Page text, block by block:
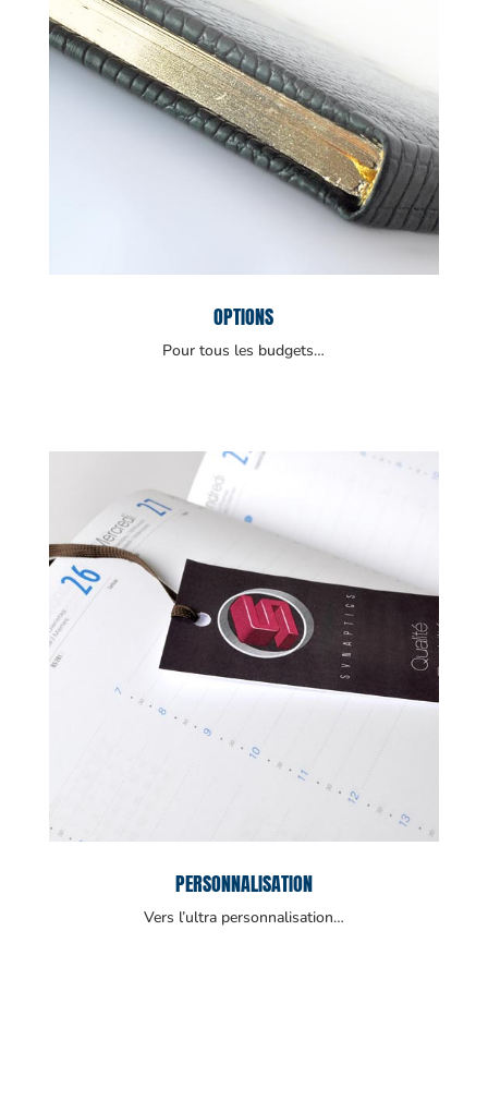
OPTIONS
Pour tous les budgets…
PERSONNALISATION
Vers l’ultra personnalisation…